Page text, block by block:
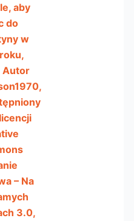
aby
do
w
Autor
– Na
3.0,